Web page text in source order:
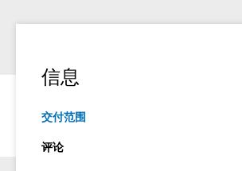
信息
交付范围
评论